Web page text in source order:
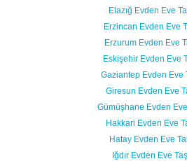
Elazığ Evden Eve
Erzincan Evden Eve
Erzurum Evden Eve
Eskişehir Evden Eve
Gaziantep Evden Eve
Giresun Evden Eve
Gümüşhane Evden Eve
Hakkari Evden Eve
Hatay Evden Eve
Iğdır Evden Eve